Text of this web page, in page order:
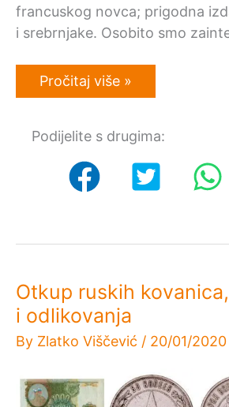
francuskog novca; prigodna
i srebrnjake. Osobito smo
Otkup
francuskih
i
Pročitaj više »
Podijelite s drugima:
Otkup ruskih
i odlikovanja
By Zlatko Viščević / 20/01/2020